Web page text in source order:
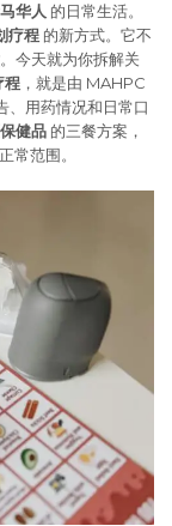
华人 的日常生活。
疗程 的新方式。它不
。今天就为你拆解关
程 ，就是由 MAHPC
、用药情况和日常口
健品 的三餐方案，
常范围。